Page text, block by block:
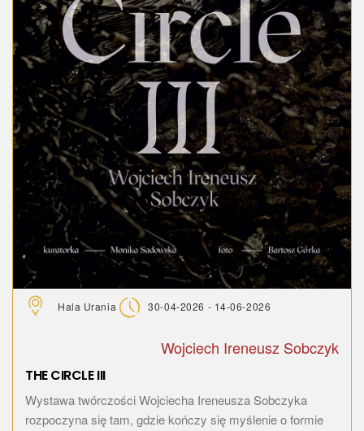
Hala Urania 30-04-2026 - 14-06-2026
Wojciech Ireneusz Sobczyk
THE CIRCLE III
Wystawa twórczości Wojciecha Ireneusza Sobczyka
rozpoczyna się tam, gdzie kończy się myślenie o formie